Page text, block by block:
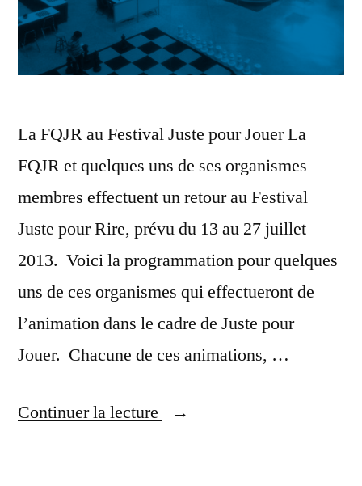
La FQJR au Festival Juste pour Jouer La
FQJR et quelques uns de ses organismes
membres effectuent un retour au Festival
Juste pour Rire, prévu du 13 au 27 juillet
2013. Voici la programmation pour quelques
uns de ces organismes qui effectueront de
l’animation dans le cadre de Juste pour
Jouer. Chacune de ces animations, …
Continuer la lecture
« La